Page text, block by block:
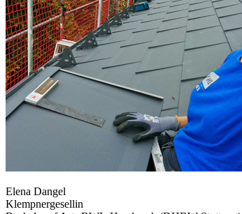
Elena Dangel
Klempnergesellin